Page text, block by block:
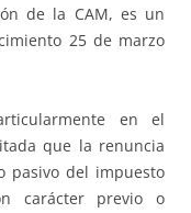
de la CAM, es un
25 de marzo
en el
que la renuncia
pasivo del impuesto
carácter previo o